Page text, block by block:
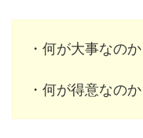
・何が大事なのか
・何が得意なのか